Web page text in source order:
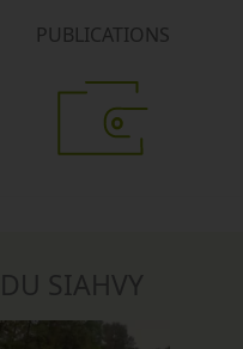
PUBLICATIONS
SIAHVY